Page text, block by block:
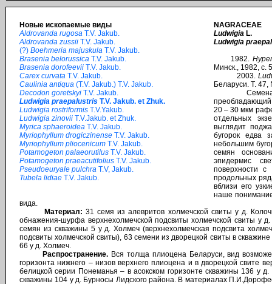
Новые ископаемые виды
Aldrovanda rugosa T.V. Jakub.
Aldrovanda zussii T.V. Jakub.
(?) Boehmeria majuskula T.V. Jakub.
Brasenia belorussica T.V. Jakub.
Brasenia dorofeevii T.V. Jakub.
Carex curvata T.V. Jakub.
Caulinia antiqua (T.V. Jakub.) T.V. Jakub.
Decodon goretskyi T.V. Jakub.
Ludwigia praepalustris T.V. Jakub. et Zhuk.
Ludwigia rostriformis T.V.Yakub.
Ludwigia zinovii T.V.Jakub. et Zhuk.
Myrica sphaeroidea T.V. Jakub.
Myriophyllum drogiczinense T.V. Jakub.
Myriophyllum pliocenicum T.V. Jakub.
Potamogeton palaeorutilus T.V. Jakub.
Potamogeton praeacutifolius T.V. Jakub.
Pseudoeuryale pulchra T.V, Jakub.
Tubela lidiae T.V. Jakub.
NAGRACEAE
Ludwigia L.
Ludwigia
1982.
Минск., 1982, c.
2003.
Беларуси. Т.
Семена
преобладающий
20 – 30 мкм
отдельных
выглядит
бугорок едва
небольшим
семян
эпидермис
поверхности
продольных
вблизи его
наше
вида.
Материал: 31 семя из алевритов холмечской свиты у д.
обнажения-шурфа верхнехолмечской подсвиты холмечской свиты у
семян из скважины 5 у д. Холмеч (верхнехолмечская подсвита
подсвиты холмечской свиты), 63 семени из дворецкой свиты в
66 у д. Холмеч.
Распространение. Вся толща плиоцена Беларуси, вид
горизонта нижнего – низов верхнего плиоцена и в дворецкой свите
белицкой серии Понеманья – в асокском горизонте скважины 136 у
скважины 104 у д. Бурносы Лидского района. В материалах